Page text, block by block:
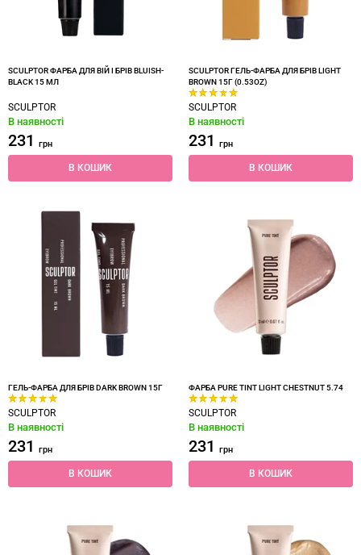
SCULPTOR ФАРБА ДЛЯ ВІЙ І БРІВ BLUISH-
BLACK 15 МЛ
SCULPTOR
В наявності
231 грн
В КОШИК
SCULPTOR ГЕЛЬ-ФАРБА ДЛЯ БРІВ LIGHT
BROWN 15Г (0.53OZ)
SCULPTOR
В наявності
231 грн
В КОШИК
ГЕЛЬ-ФАРБА ДЛЯ БРІВ DARK BROWN 15Г
SCULPTOR
В наявності
231 грн
В КОШИК
ФАРБА PURE TINT LIGHT CHESTNUT 5.74
SCULPTOR
В наявності
231 грн
В КОШИК